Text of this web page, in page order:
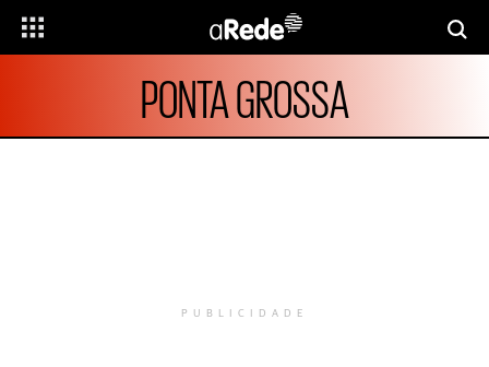
PONTA GROSSA
PUBLICIDADE